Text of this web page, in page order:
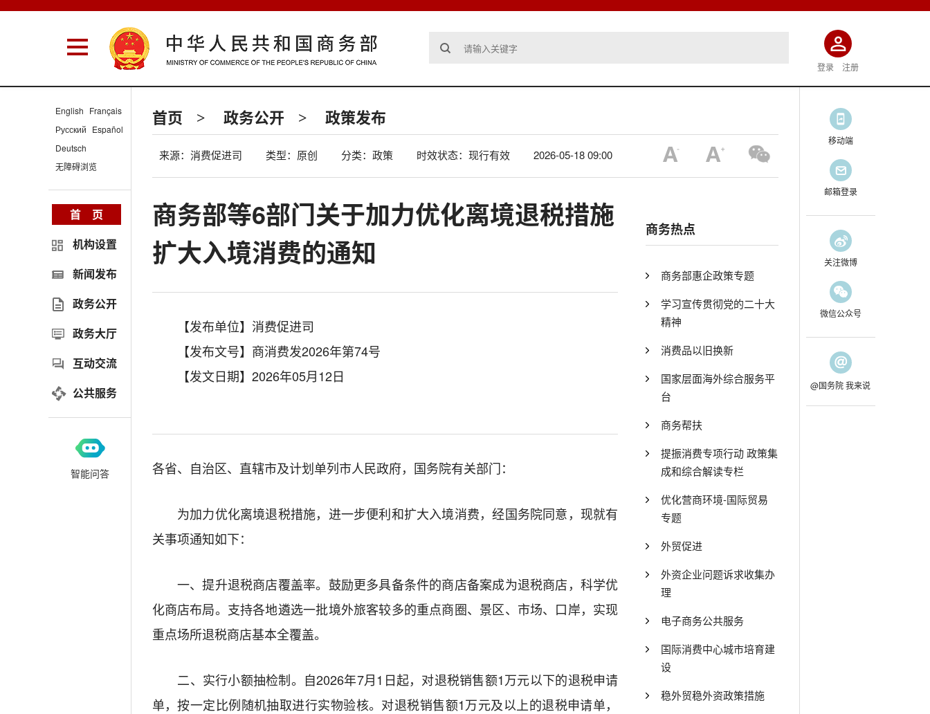
登录 注册
首页 > 政务公开 > 政策发布
来源：消费促进司 类型：原创 分类：政策 时效状态：现行有效 2026-05-18 09:00
商务部等6部门关于加力优化离境退税措施
扩大入境消费的通知
【发布单位】消费促进司
【发布文号】商消费发2026年第74号
【发文日期】2026年05月12日
各省、自治区、直辖市及计划单列市人民政府，国务院有关部门：
为加力优化离境退税措施，进一步便利和扩大入境消费，经国务院同意，现就有
关事项通知如下：
一、提升退税商店覆盖率。 鼓励更多具备条件的商店备案成为退税商店，科学优
化商店布局。支持各地遴选一批境外旅客较多的重点商圈、景区、市场、口岸，实现
重点场所退税商店基本全覆盖。
二、实行小额抽检制。 自2026年7月1 日起， 对退税销售额1万元以下的退税申请
单，按一定比例随机抽取进行实物验核。 对退税销售额1万元及以上的退税申请单，
商务热点
商务部惠企政策专题
学习宣传贯彻党的二十大
精神
消费品以旧换新
国家层面海外综合服务平
台
商务帮扶
提振消费专项行动 政策集
成和综合解读专栏
优化营商环境-国际贸易
专题
外贸促进
外资企业问题诉求收集办
理
电子商务公共服务
国际消费中心城市培育建
设
稳外贸稳外资政策措施
English Français
Русский Español
Deutsch
无障碍浏览
首 页
机构设置
新闻发布
政务公开
政务大厅
互动交流
公共服务
智能问答
移动端
邮箱登录
关注微博
微信公众号
@国务院 我来说